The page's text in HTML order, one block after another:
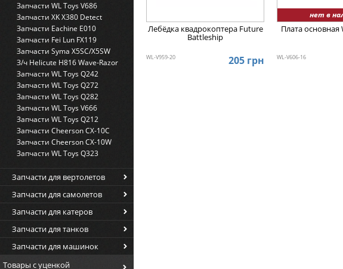
Запчасти WL Toys V686
Запчасти XK X380 Detect
Запчасти Eachine E010
Запчасти Fei Lun FX119
Запчасти Syma X5SC/X5SW
З/ч Helicute H816 Wave-Razor
Запчасти WL Toys Q242
Запчасти WL Toys Q272
Запчасти WL Toys Q282
Запчасти WL Toys V666
Запчасти WL Toys Q212
Запчасти Cheerson CX-10C
Запчасти Cheerson CX-10W
Запчасти WL Toys Q323
Запчасти для вертолетов
Запчасти для самолетов
Запчасти для катеров
Запчасти для танков
Запчасти для машинок
Товары с уценкой
Лебёдка квадрокоптера Future
Battleship
WL-V959-20 205 грн
нет в
Плата основная
WL-V606-16